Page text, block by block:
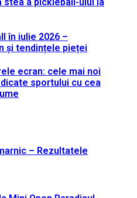
în iulie 2026 –
și tendințele pieței
ecran: cele mai noi
sportului cu cea
– Rezultatele